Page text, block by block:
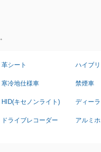
革シート ハイブ
寒冷地仕様車 禁煙車
HID(キセノンライト) ディー
ドライブレコーダー アルミ